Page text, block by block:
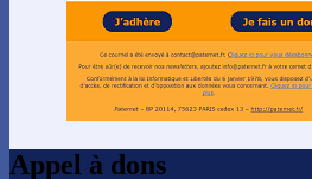
Appel à dons